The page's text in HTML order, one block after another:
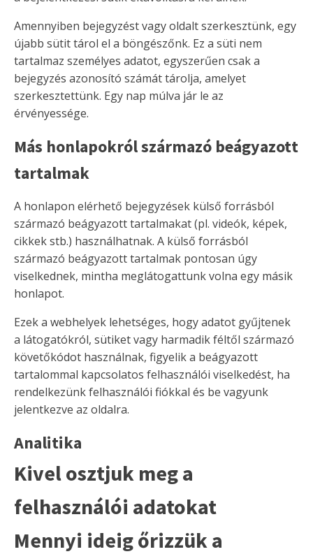
Amennyiben bejegyzést vagy oldalt szerkesztünk, egy
újabb sütit tárol el a böngészőnk. Ez a süti nem
tartalmaz személyes adatot, egyszerűen csak a
bejegyzés azonosító számát tárolja, amelyet
szerkesztettünk. Egy nap múlva jár le az
érvényessége.
Más honlapokról származó beágyazott
tartalmak
A honlapon elérhető bejegyzések külső forrásból
származó beágyazott tartalmakat (pl. videók, képek,
cikkek stb.) használhatnak. A külső forrásból
származó beágyazott tartalmak pontosan úgy
viselkednek, mintha meglátogattunk volna egy másik
honlapot.
Ezek a webhelyek lehetséges, hogy adatot gyűjtenek
a látogatókról, sütiket vagy harmadik féltől származó
követőkódot használnak, figyelik a beágyazott
tartalommal kapcsolatos felhasználói viselkedést, ha
rendelkezünk felhasználói fiókkal és be vagyunk
jelentkezve az oldalra.
Analitika
Kivel osztjuk meg a
felhasználói adatokat
Mennyi ideig őrizzük a